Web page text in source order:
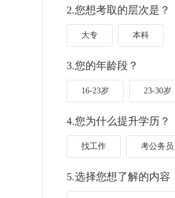
2.您想考取的层次是？
大专 本科
3.您的年龄段？
16-23岁 23-30岁
4.您为什么提升学历？
找工作 考公务员
5.选择您想了解的内容